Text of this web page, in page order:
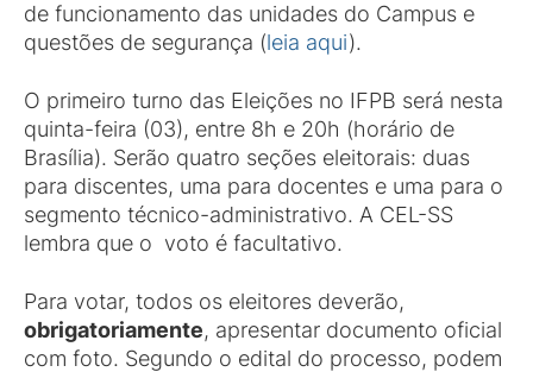
de funcionamento das unidades do Campus e
questões de segurança (leia aqui).
O primeiro turno das Eleições no IFPB será nesta
quinta-feira (03), entre 8h e 20h (horário de
Brasília). Serão quatro seções eleitorais: duas
para discentes, uma para docentes e uma para o
segmento técnico-administrativo. A CEL-SS
lembra que o voto é facultativo.
Para votar, todos os eleitores deverão,
obrigatoriamente, apresentar documento oficial
com foto. Segundo o edital do processo, podem